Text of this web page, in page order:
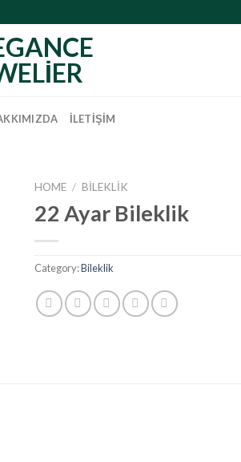
İLETIŞIM
HOME / BILEKLIK
22 Ayar Bileklik
Category:Bileklik